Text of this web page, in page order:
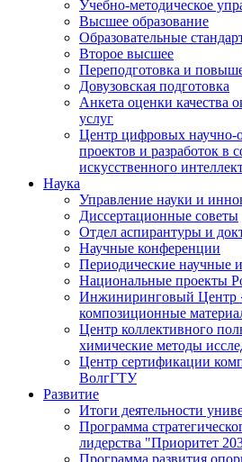
Учебно-методическое
Высшее образование
Образовательные
Второе высшее
Переподготовка и
Довузовская подготовка
Анкета оценки качества
услуг
Центр цифровых научно-
проектов и разработок в
искусственного
Наука
Управление науки и
Диссертационные советы
Отдел аспирантуры и
Научные конференции
Периодические научные
Национальные проекты
Инжиниринговый Центр
композиционные
Центр коллективного
химические методы
Центр сертификации
ВолгГТУ
Развитие
Итоги деятельности
Программа
лидерства "Приоритет
Программа развития